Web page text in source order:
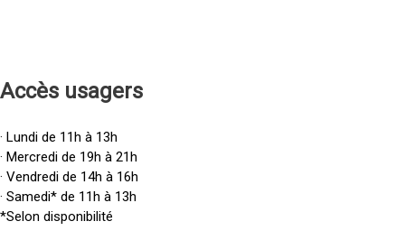
Accès usagers
· Lundi de 11h à 13h
· Mercredi de 19h à 21h
· Vendredi de 14h à 16h
· Samedi* de 11h à 13h
*Selon disponibilité